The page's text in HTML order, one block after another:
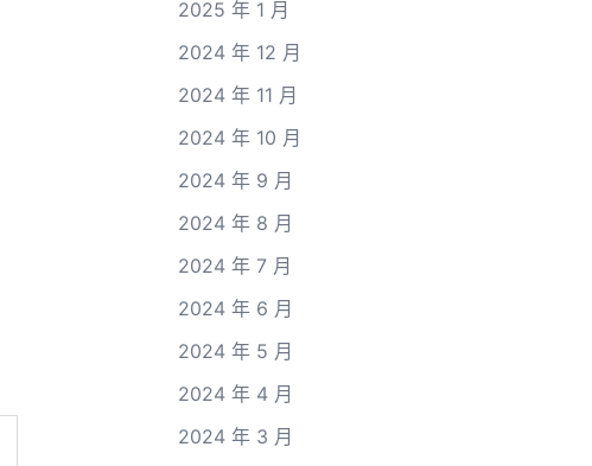
2025 年 1 月
2024 年 12 月
2024 年 11 月
2024 年 10 月
2024 年 9 月
2024 年 8 月
2024 年 7 月
2024 年 6 月
2024 年 5 月
2024 年 4 月
2024 年 3 月